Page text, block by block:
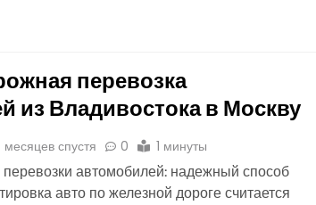
перевозка
из Владивостока в Москву
месяцев спустя 0 1 минуты
автомобилей: надежный способ
авто по железной дороге считается